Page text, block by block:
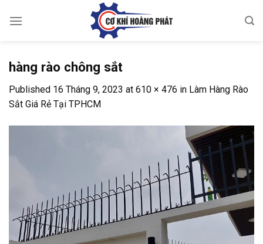
hàng rào chông sắt
Published 16 Tháng 9, 2023 at 610 × 476 in Làm Hàng Rào
Sắt Giá Rẻ Tại TPHCM